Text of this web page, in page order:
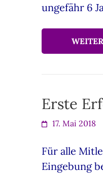
ungefähr 6
Erste
17. Mai 2018
Für alle
Eingebung